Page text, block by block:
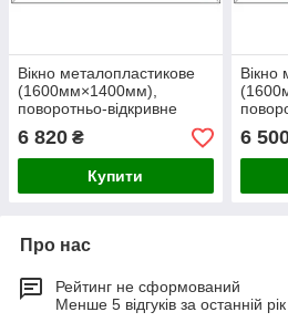
Вікно металопластикове
(1600мм×1400мм),
поворотньо-відкривне
WDS, (білий)
6 820 ₴
Купити
Вікно
Steko
6
Про нас
Рейтинг не сформований
Менше 5 відгуків за останній рік